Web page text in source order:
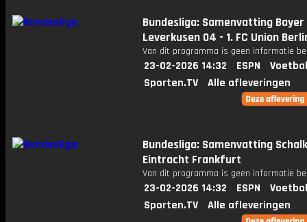
Bundesliga: Samenvatting Bayer
Leverkusen 04 - 1. FC Union
Van dit programma is geen informatie
23-02-2026 14:32 ESPN
Sporten.TV
Alle afleveringen
Bundesliga: Samenvatting
Eintracht Frankfurt
Van dit programma is geen informatie
23-02-2026 14:32 ESPN
Sporten.TV
Alle afleveringen